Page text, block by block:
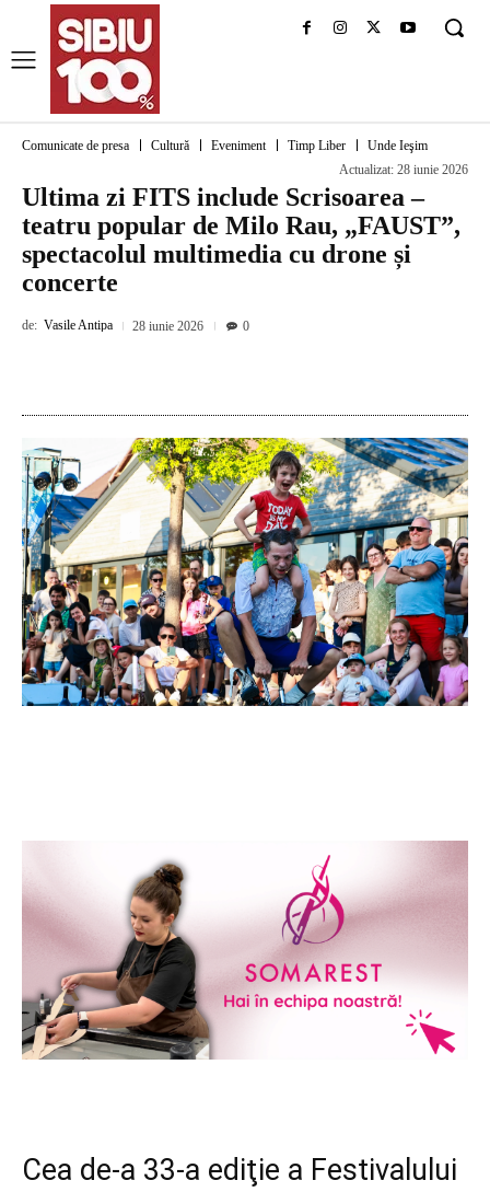
Comunicate de presa Cultură Eveniment Timp Liber
Unde Ieşim
Actualizat: 28 iunie 2026
Ultima zi FITS include Scrisoarea –
teatru popular de Milo Rau, „FAUST”,
spectacolul multimedia cu drone și
concerte
de: Vasile Antipa 28 iunie 2026 0
Cea de-a 33-a ediţie a Festivalului